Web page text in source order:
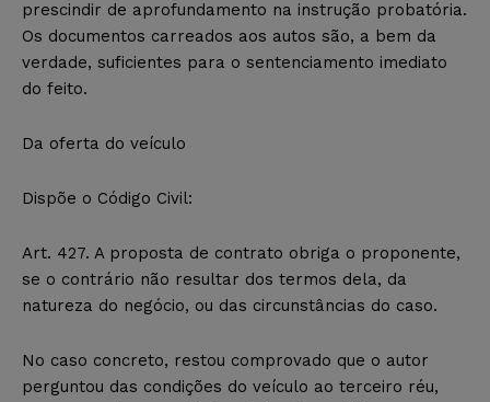
prescindir de aprofundamento na instrução probatória.
Os documentos carreados aos autos são, a bem da
verdade, suficientes para o sentenciamento imediato
do feito.
Da oferta do veículo
Dispõe o Código Civil:
Art. 427. A proposta de contrato obriga o proponente,
se o contrário não resultar dos termos dela, da
natureza do negócio, ou das circunstâncias do caso.
No caso concreto, restou comprovado que o autor
perguntou das condições do veículo ao terceiro réu,